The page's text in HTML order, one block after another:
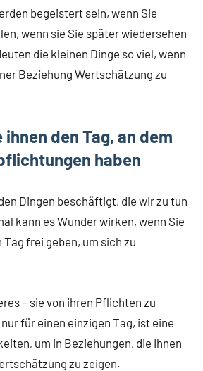
begeistert sein, wenn Sie
wenn sie Sie später wiedersehen
die kleinen Dinge so viel, wenn
Beziehung Wertschätzung zu
ihnen den Tag, an dem
haben
Dingen beschäftigt, die wir zu tun
kann es Wunder wirken, wenn Sie
frei geben, um sich zu
– sie von ihren Pflichten zu
für einen einzigen Tag, ist eine
um in Beziehungen, die Ihnen
zu zeigen.